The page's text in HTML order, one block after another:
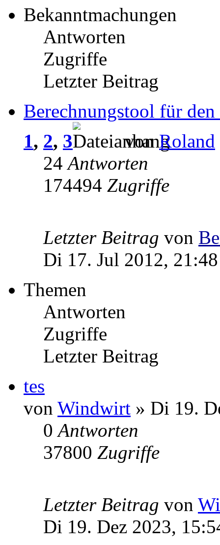
Bekanntmachungen
Antworten
Zugriffe
Letzter Beitrag
Berechnungstool für
1, 2, 3 vonRoland
24Antworten
174494 Zugriffe
Letzter Beitrag von
Di 17. Jul 2012, 21:48
Themen
Antworten
Zugriffe
Letzter Beitrag
tes
von Windwirt » Di 19.
0Antworten
37800 Zugriffe
Letzter Beitrag von
Di 19. Dez 2023,